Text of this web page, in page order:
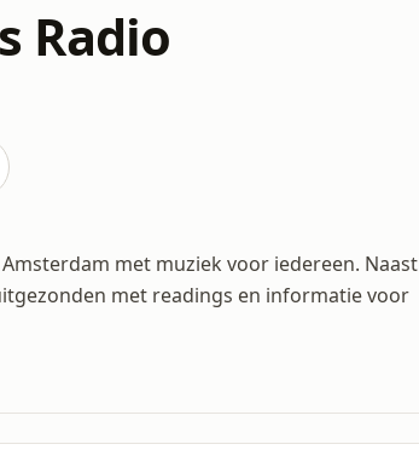
Radio
met muziek voor iedereen. Naast
met readings en informatie voor